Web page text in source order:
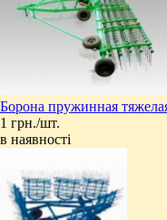
Борона пружинная
1 грн./шт.
в наявності